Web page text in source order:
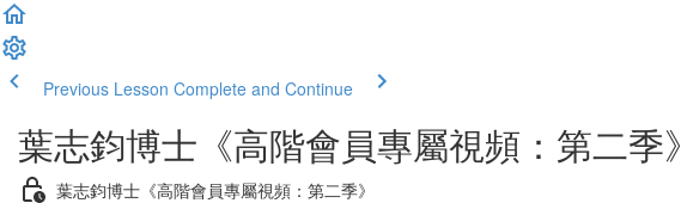
Previous Lesson Complete and Continue
葉志鈞博士《高階會員專屬視頻：第二季》
葉志鈞博士《高階會員專屬視頻：第二季》